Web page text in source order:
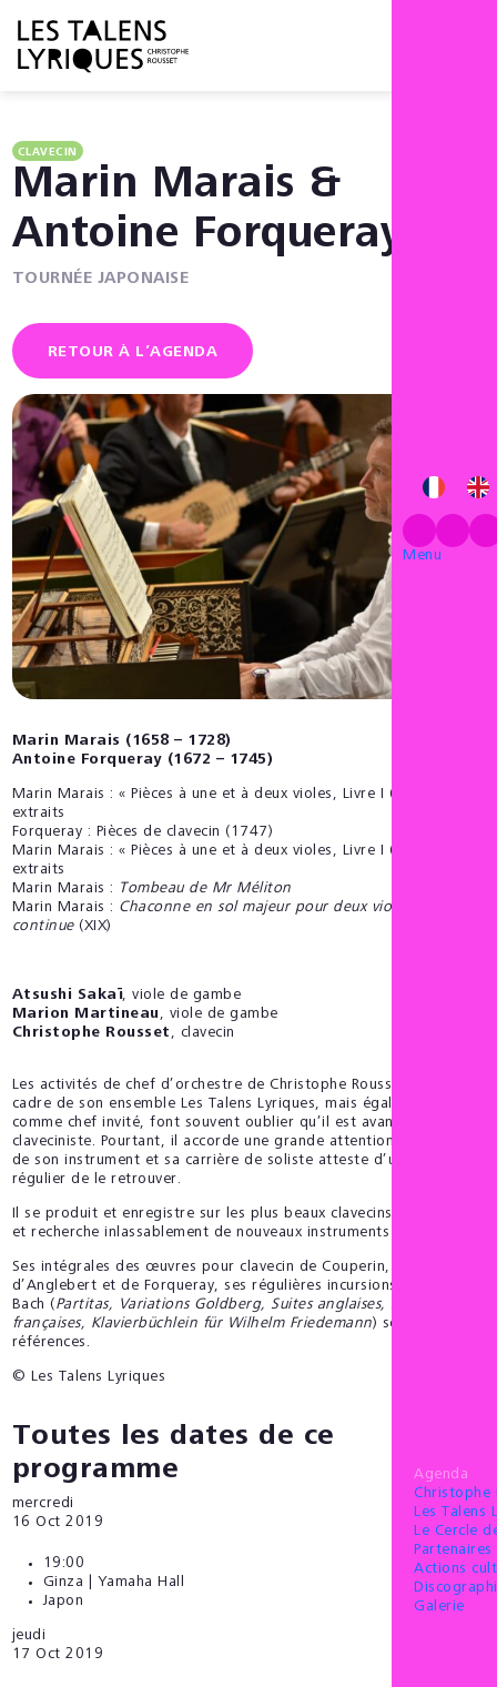
Menu
Agenda
Christophe
Les Talens
Le Cercle
Actions
Galerie
CLAVECIN
Marin Marais &
Antoine Forqueray
TOURNÉE JAPONAISE
RETOUR À L’AGENDA
Marin Marais (1658 – 1728)
Antoine Forqueray (1672 – 1745)
Marin Marais : « Pièces à une et à deux violes, Livre I (1686) » –
extraits
Forqueray : Pièces de clavecin (1747)
Marin Marais : « Pièces à une et à deux violes, Livre I (1686) » –
extraits
Marin Marais :
Tombeau de Mr Méliton
Marin Marais : Chaconne en sol majeur pour deux violes et basse
continue(XIX)
Atsushi Sakaï, viole de gambe
Marion Martineau, viole de gambe
Christophe Rousset , clavecin
Les activités de chef d’orchestre de Christophe Rousset dans le
cadre de son ensemble Les Talens Lyriques, mais également
comme chef invité, font souvent oublier qu’il est avant tout
claveciniste. Pourtant, il accorde une grande attention au travail
de son instrument et sa carrière de soliste atteste d’un besoin
régulier de le retrouver.
Il se produit et enregistre sur les plus beaux clavecins historiques
et recherche inlassablement de nouveaux instruments d’exception.
Ses intégrales des œuvres pour clavecin de Couperin, Rameau,
d’Anglebert et de Forqueray, ses régulières incursions chez J.-S.
Bach (Partitas, Variations Goldberg, Suites anglaises, Suites
françaises, Klavierbüchlein für Wilhelm Friedemann) sont des
références.
© Les Talens Lyriques
Toutes les dates de ce
programme
mercredi
16 Oct 2019
19:00
Ginza | Yamaha Hall
Japon
jeudi
17 Oct 2019